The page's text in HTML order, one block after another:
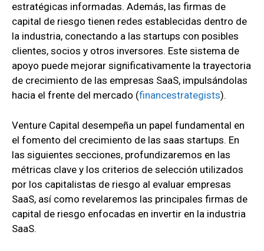
estratégicas informadas. Además, las firmas de
capital de riesgo tienen redes establecidas dentro de
la industria, conectando a las startups con posibles
clientes, socios y otros inversores. Este sistema de
apoyo puede mejorar significativamente la trayectoria
de crecimiento de las empresas SaaS, impulsándolas
hacia el frente del mercado (financestrategists).
Venture Capital desempeña un papel fundamental en
el fomento del crecimiento de las saas startups. En
las siguientes secciones, profundizaremos en las
métricas clave y los criterios de selección utilizados
por los capitalistas de riesgo al evaluar empresas
SaaS, así como revelaremos las principales firmas de
capital de riesgo enfocadas en invertir en la industria
SaaS.